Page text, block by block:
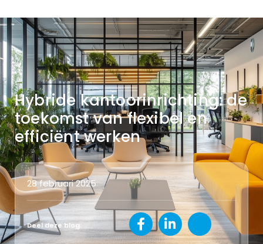
Hybride kantoorinrichting: de
toekomst van flexibel en
efficiënt werken
28 februari 2025
Deel deze blog: